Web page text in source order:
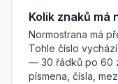
Kolik znaků má
Normostrana má
Tohle číslo
— 30 řádků po 60
písmena, čísla,